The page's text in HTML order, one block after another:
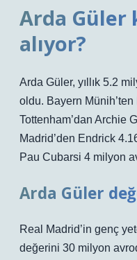
Arda Güler
alıyor?
Arda Güler, yıllık 5.2
oldu. Bayern Münih’ten
Tottenham’dan Archie
Madrid’den Endrick
Pau Cubarsi 4 milyon
Arda Güler
Real Madrid’in genç
değerini 30 milyon